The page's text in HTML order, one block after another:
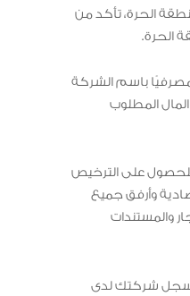
الحرة، تأكد من
الحرة.
باسم الشركة
المطلوب
على الترخيص
وأرفق جميع
والمستندات
شركتك لدى